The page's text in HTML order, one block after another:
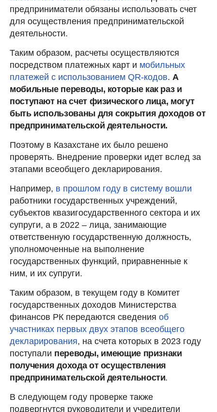
предприниматели обязаны использовать счет
для осуществления предпринимательской
деятельности.
Таким образом, расчеты осуществляются
посредством платежных карт и мобильных
платежей с использованием QR-кодов. А
мобильные переводы, которые как раз и
поступают на счет физического лица, могут
быть использованы для сокрытия доходов от
предпринимательской деятельности.
Поэтому в Казахстане их было решено
проверять. Внедрение проверки идет вслед за
этапами всеобщего декларирования.
Например, в прошлом году в систему вошли
работники государственных учреждений,
субъектов квазигосударственного сектора и их
супруги, а в 2022 – лица, занимающие
ответственную государственную должность,
уполномоченные на выполнение
государственных функций, приравненные к
ним, и их супруги.
Таким образом, в текущем году в Комитет
государственных доходов Министерства
финансов РК передаются сведения об
участниках первых двух этапов всеобщего
декларирования, на счета которых в 2023 году
поступали переводы, имеющие признаки
получения дохода от осуществления
предпринимательской деятельности.
В следующем году проверке также
подвергнутся руководители и учредители